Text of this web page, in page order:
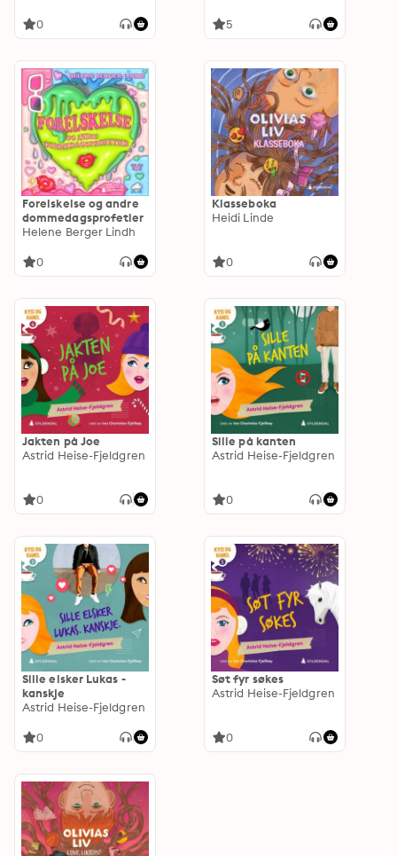
0 5
Forelskelse og andre
dommedagsprofetier
Helene Berger Lindh
0
Klasseboka
Heidi Linde
0
Jakten på Joe
Astrid Heise-Fjeldgren
0
Sille på kanten
Astrid Heise-Fjeldgren
0
Sille elsker Lukas -
kanskje
Astrid Heise-Fjeldgren
0
Søt fyr søkes
Astrid Heise-Fjeldgren
0